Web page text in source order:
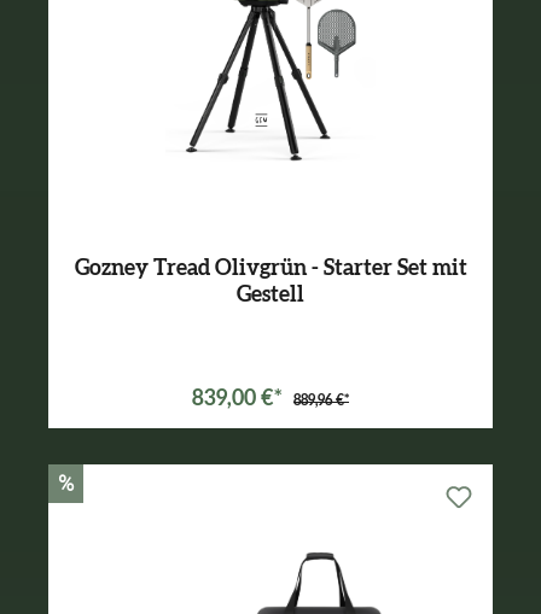
Gozney Tread Olivgrün - Starter Set mit
Gestell
839,00 €* 889,96 €*
%